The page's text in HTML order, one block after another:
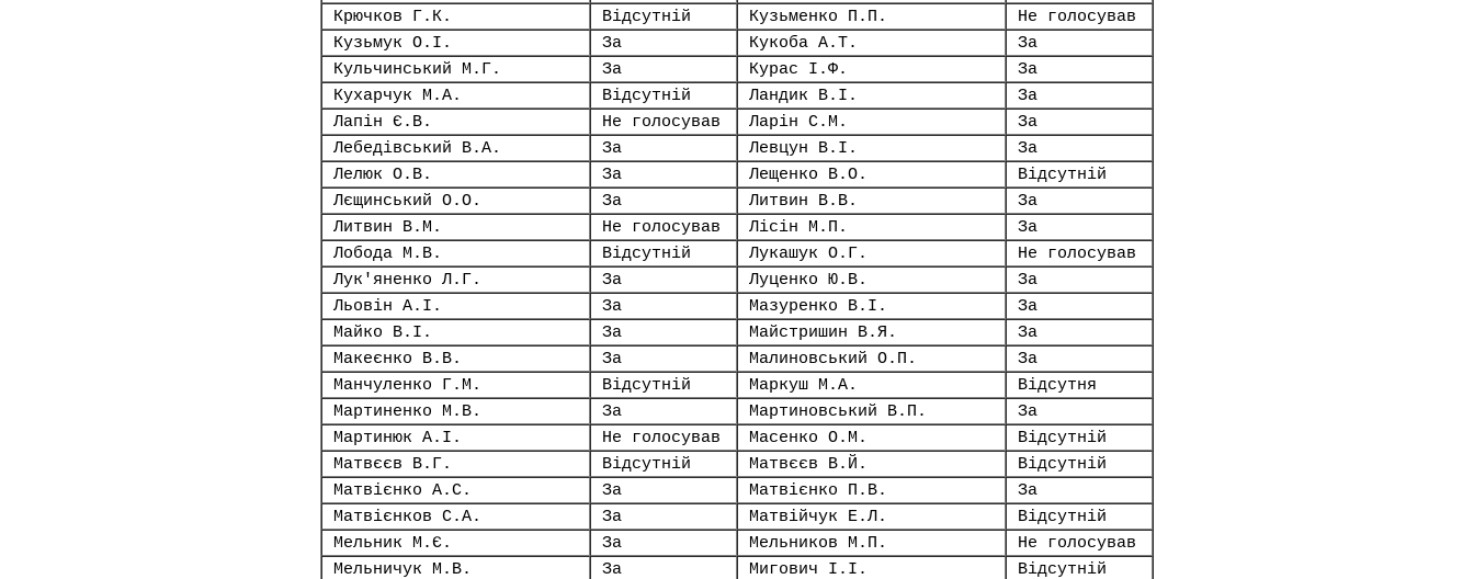
Крючков Г.К.
Відсутній Кузьменко П.П.
Не голосував
Кузьмук О.І.
За Кукоба А.Т.
За
Кульчинський М.Г.
За Курас І.Ф.
За
Кухарчук М.А.
Відсутній Ландик В.І.
За
Лапін Є.В.
Не голосував Ларін С.М.
За
Лебедівський В.А.
За Левцун В.І.
За
Лелюк О.В.
За Лещенко В.О.
Відсутній
Лєщинський О.О.
За Литвин В.В.
За
Литвин В.М.
Не голосував Лісін М.П.
За
Лобода М.В.
Відсутній Лукашук О.Г.
Не голосував
Лук'яненко Л.Г.
За Луценко Ю.В.
За
Льовін А.І.
За Мазуренко В.І.
За
Майко В.І.
За Майстришин В.Я.
За
Макеєнко В.В.
За Малиновський О.П.
За
Манчуленко Г.М.
Відсутній Маркуш М.А.
Відсутня
Мартиненко М.В.
За Мартиновський В.П.
За
Мартинюк А.І.
Не голосував Масенко О.М.
Відсутній
Матвєєв В.Г.
Відсутній Матвєєв В.Й.
Відсутній
Матвієнко А.С.
За Матвієнко П.В.
За
Матвієнков С.А.
За Матвійчук Е.Л.
Відсутній
Мельник М.Є.
За Мельников М.П.
Не голосував
Мельничук М.В.
За Мигович І.І.
Відсутній